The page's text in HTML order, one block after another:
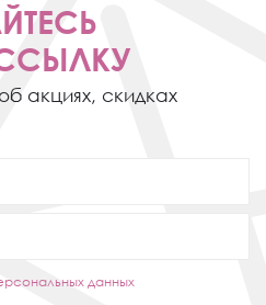
акциях, скидках
данных